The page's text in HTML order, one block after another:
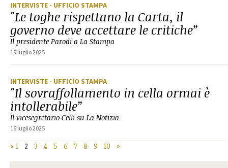
INTERVISTE - UFFICIO STAMPA
"Le toghe rispettano la Carta, il
governo deve accettare le critiche”
Il presidente Parodi a La Stampa
19 luglio 2025
INTERVISTE - UFFICIO STAMPA
"Il sovraffollamento in cella ormai è
intollerabile”
Il vicesegretario Celli su La Notizia
16 luglio 2025
« 1 2 3 4 5 6 7 8 9 10 »